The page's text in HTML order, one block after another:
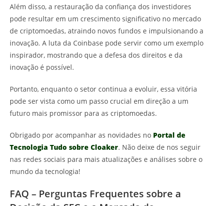
Além disso, a restauração da confiança dos investidores
pode resultar em um crescimento significativo no mercado
de criptomoedas, atraindo novos fundos e impulsionando a
inovação. A luta da Coinbase pode servir como um exemplo
inspirador, mostrando que a defesa dos direitos e da
inovação é possível.
Portanto, enquanto o setor continua a evoluir, essa vitória
pode ser vista como um passo crucial em direção a um
futuro mais promissor para as criptomoedas.
Obrigado por acompanhar as novidades no Portal de
Tecnologia Tudo sobre Cloaker. Não deixe de nos seguir
nas redes sociais para mais atualizações e análises sobre o
mundo da tecnologia!
FAQ – Perguntas Frequentes sobre a